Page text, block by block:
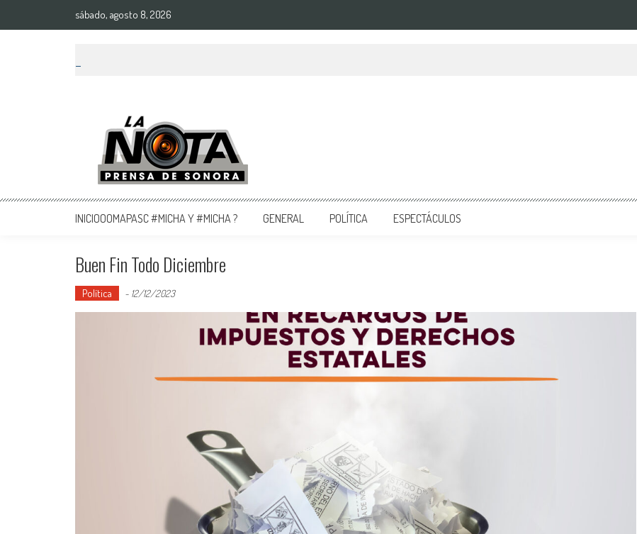
sábado, agosto 8, 2026
La Nota Prensa De Sonora
Noticias del día
INICIOOOMAPASC #MICHA Y #MICHA ? GENERAL POLÍTICA ESPECTÁCULOS
Buen Fin Todo Diciembre
Política - 12/12/2023